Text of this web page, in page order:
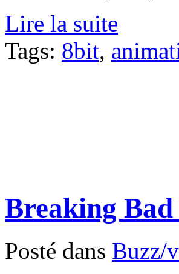
Lire la suite
Tags: 8bit,
Breaking
Posté dans Buzz/